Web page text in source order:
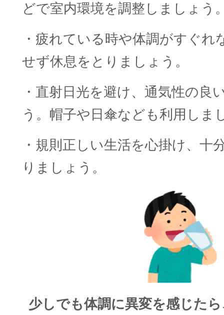
どで室内環境を調整しましょう
・疲れている時や体調がすぐれ
せず休息をとりましょう。
・直射日光を避け、通気性の良
う。帽子や日傘なども利用しま
・規則正しい生活を心掛け、十
りましょう。
少しでも体調に異変を感じた